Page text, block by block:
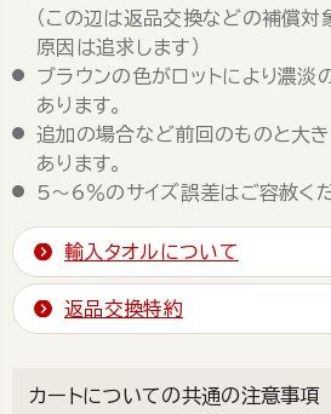
（この辺は返品交換などの補償対
原因は追求します）
ブラウンの色がロットにより濃淡
あります。
追加の場合など前回のものと大
あります。
5～6％のサイズ誤差はご容赦くだ
輸入タオルについて
返品交換特約
カートについての共通の注意事項